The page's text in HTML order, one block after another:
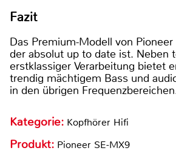
Fazit
Das Premium-Modell von
der absolut up to date ist. Neben
erstklassiger Verarbeitung bietet
trendig mächtigem Bass und
in den übrigen
Kategorie: Kopfhörer Hifi
Produkt: Pioneer SE-MX9